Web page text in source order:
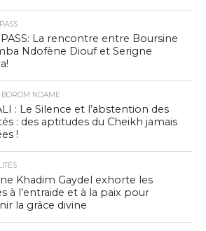
La rencontre entre Boursine
Ndofène Diouf et Serigne
BOROM NDAME
: Le Silence et l’abstention des
: des aptitudes du Cheikh jamais
!
Khadim Gaydel exhorte les
à l’entraide et à la paix pour
la grâce divine